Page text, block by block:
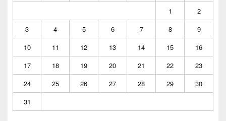
1
2
3
4 5 6 7 8
9
10
11 12 13 14 15
16
17
18 19 20 21 22
23
24
25 26 27 28 29
30
31